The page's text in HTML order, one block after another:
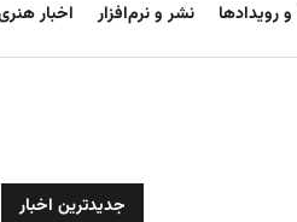
رویدادها نشر و نرم‌افزار اخبار
جدیدترین اخبار